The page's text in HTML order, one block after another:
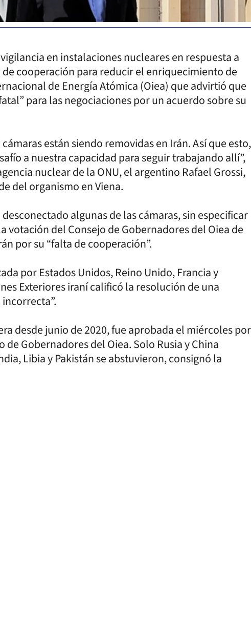
en instalaciones nucleares en respuesta a
cooperación para reducir el enriquecimiento de
de Energía Atómica (Oiea) que advirtió que
para las negociaciones por un acuerdo sobre su
están siendo removidas en Irán. Así que esto,
a nuestra capacidad para seguir trabajando allí”,
nuclear de la ONU, el argentino Rafael Grossi,
del organismo en Viena.
algunas de las cámaras, sin especificar
votación del Consejo de Gobernadores del Oiea de
por su “falta de cooperación”.
por Estados Unidos, Reino Unido, Francia y
Exteriores iraní calificó la resolución de una
desde junio de 2020, fue aprobada el miércoles por
Gobernadores del Oiea. Solo Rusia y China
Libia y Pakistán se abstuvieron, consignó la